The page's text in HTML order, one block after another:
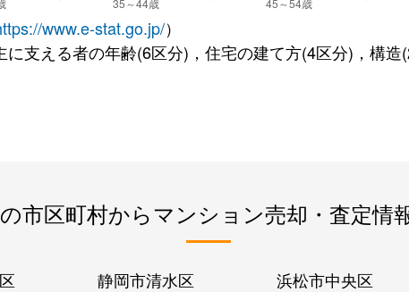
www.e-stat.go.jp/）
に支える者の年齢(6区分)，住宅の建て方(4区分)，構
市区町村からマンション売却・査定情
静岡市清水区
浜松市中央区